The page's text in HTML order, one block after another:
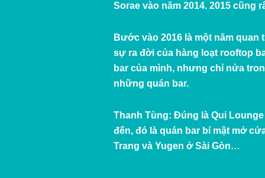
Sorae vào năm 2014. 2015
Bước vào 2016 là một năm
sự ra đời của hàng loạt rooftop
bar của mình, nhưng chỉ nửa
những quán bar.
Thanh Tùng: Đúng là Qui
đến, đó là quán bar bí mật mở
Trang và Yugen ở Sài Gòn…